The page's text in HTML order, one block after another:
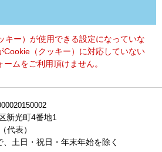
キー）が使用できる設定になっていな
Cookie（クッキー）に対応していない
ムをご利用頂けません。
新光町4番地1
代表）
土日・祝日・年末年始を除く